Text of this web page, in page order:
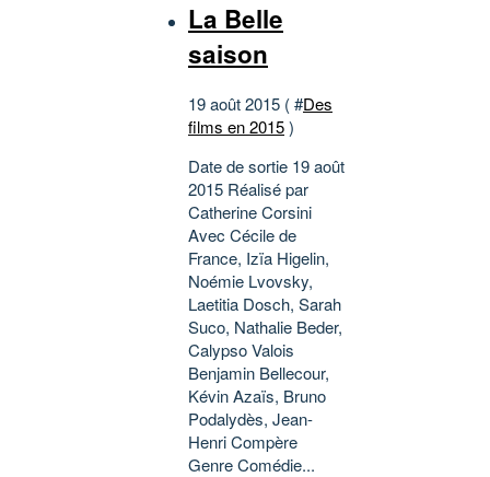
La Belle
saison
19 août 2015 ( #Des
films en 2015)
Date de sortie 19 août
2015 Réalisé par
Catherine Corsini
Avec Cécile de
France, Izïa Higelin,
Noémie Lvovsky,
Laetitia Dosch, Sarah
Suco, Nathalie Beder,
Calypso Valois
Benjamin Bellecour,
Kévin Azaïs, Bruno
Podalydès, Jean-
Henri Compère
Genre Comédie...